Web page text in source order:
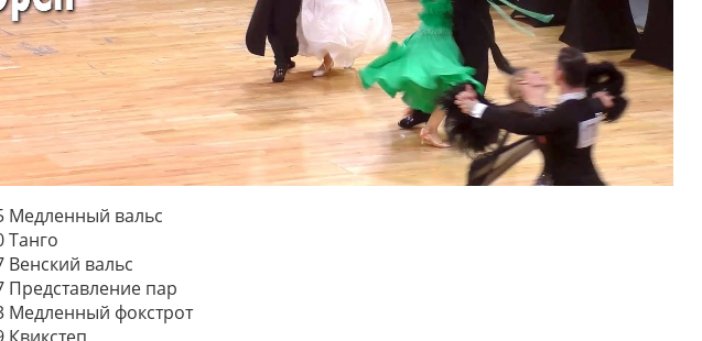
Медленный вальс
Танго
Венский вальс
Представление пар
Медленный фокстрот